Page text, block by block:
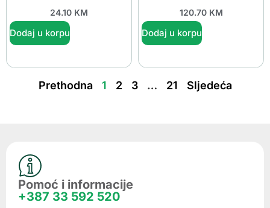
24.10 KM
Dodaj u korpu
120.70 KM
Dodaj u korpu
Prethodna 1 2 3 … 21 Sljedeća
Pomoć i informacije
+387 33 592 520